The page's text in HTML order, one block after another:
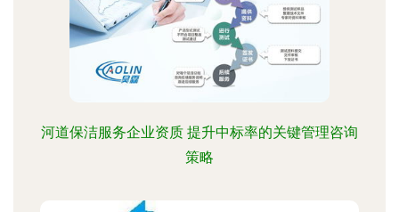
河道保洁服务企业资质 提升中标率的关键管理咨询
策略